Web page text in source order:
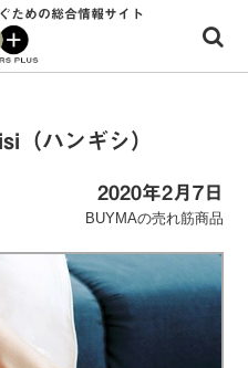
実践記
通信
ための総合情報サイト
（ハンギシ）
2020年2月7日
BUYMAの売れ筋商品